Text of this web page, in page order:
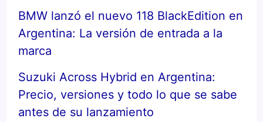
BMW lanzó el nuevo 118 BlackEdition en
Argentina: La versión de entrada a la
marca
Suzuki Across Hybrid en Argentina:
Precio, versiones y todo lo que se sabe
antes de su lanzamiento